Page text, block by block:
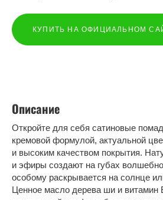
КУПИТЬ НА ОФИЦИАЛЬНОМ
Описание
Откройте для себя сатиновые
кремовой формулой, актуальной
и высоким качеством покрытия.
и эфиры создают на губах
особому раскрывается на солнце
Ценное масло дерева ши и витамин